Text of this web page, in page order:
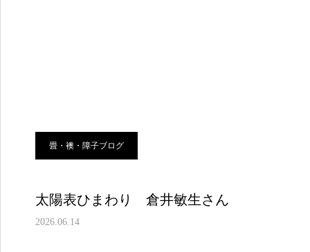
畳・襖・障子ブログ
太陽表ひまわり 倉井敏生さん
2026.06.14